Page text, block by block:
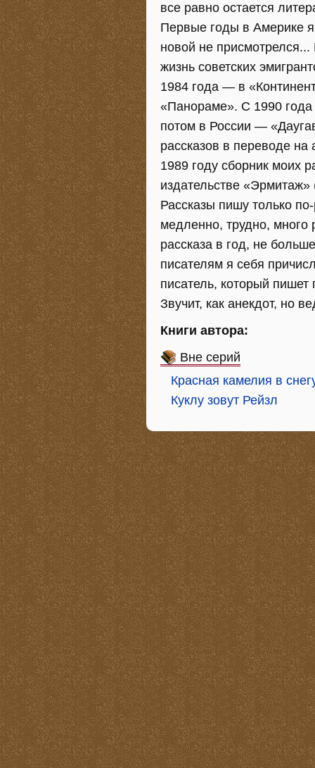
всe равно остается
Первые годы в Америке
новой не
жизнь советских
1984 года — в
«Панораме». С 1990
потом в России —
рассказов в переводе на
1989 году сборник моих
издательстве
Рассказы пишу только
медленно, трудно, много
рассказа в год, не
писателям я себя
писатель, который пишет
Звучит, как анекдот, но
Книги автора:
Вне серий
Красная камелия в
Куклу зовут Рейзл